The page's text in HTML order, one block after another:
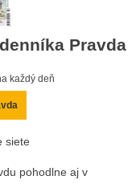
Pravda
každý deň
siete
pohodlne aj v